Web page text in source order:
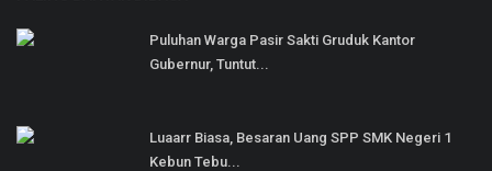
Puluhan Warga Pasir Sakti Gruduk Kantor
Gubernur, Tuntut...
Luaarr Biasa, Besaran Uang SPP SMK Negeri 1
Kebun Tebu...